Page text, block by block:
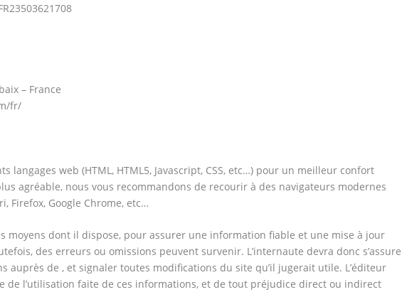
– France
fr/
langages web (HTML, HTML5, Javascript, CSS, etc…) pour un meilleur confort
agréable, nous vous recommandons de recourir à des navigateurs modernes
Firefox, Google Chrome, etc…
moyens dont il dispose, pour assurer une information fiable et une mise à jour
des erreurs ou omissions peuvent survenir. L’internaute devra donc
auprès de , et signaler toutes modifications du site qu’il jugerait utile. L’éditeur
de l’utilisation faite de ces informations, et de tout préjudice direct ou indirect